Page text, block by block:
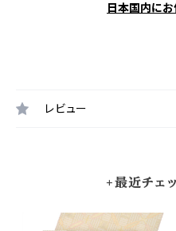
日本国内に
レビュー
+最近チェ